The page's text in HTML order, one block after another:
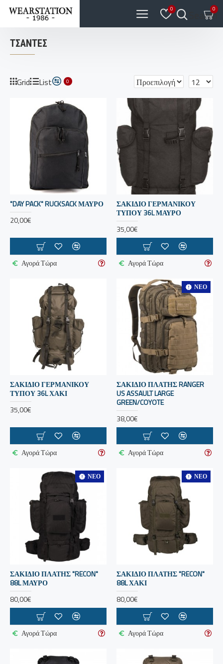
0 Search
0
ΤΣΆΝΤΕΣ
Grid List 0
"DAY PACK" RUCKSACK ΜΑΥΡΟ
20,00€
Αγορά Τώρα
ΣΑΚΙΔΙΟ ΓΕΡΜΑΝΙΚΟΥ
ΤΥΠΟΥ 36L ΜΑΥΡΟ
35,00€
Αγορά Τώρα
ΣΑΚΙΔΙΟ ΓΕΡΜΑΝΙΚΟΥ
ΤΥΠΟΥ 36L ΧΑΚΙ
35,00€
Αγορά Τώρα
ΝΈΟ
ΣΑΚΙΔΙΟ ΠΛΑΤΗΣ RANGER
US ASSAULT LARGE
GREEN/COYOTE
38,00€
Αγορά Τώρα
ΝΈΟ
ΣΑΚΙΔΙΟ ΠΛΑΤΗΣ "RECON"
88L ΜΑΥΡΟ
80,00€
Αγορά Τώρα
ΝΈΟ
ΣΑΚΙΔΙΟ ΠΛΑΤΗΣ "RECON"
88L ΧΑΚΙ
80,00€
Αγορά Τώρα